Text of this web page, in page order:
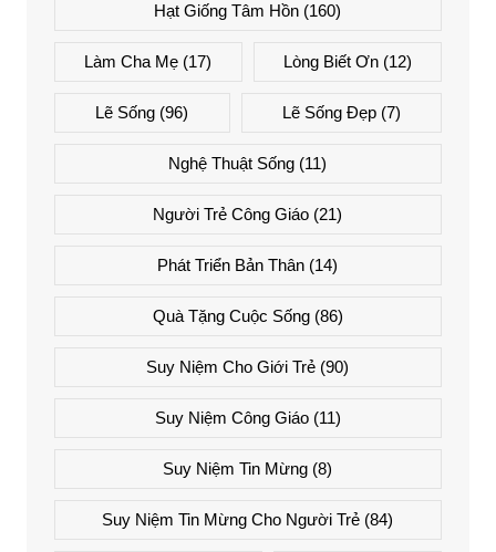
Hạt Giống Tâm Hồn (160)
Làm Cha Mẹ (17) Lòng Biết Ơn(12)
Lẽ Sống (96) Lẽ Sống Đẹp(7)
Nghệ Thuật Sống (11)
Người Trẻ Công Giáo (21)
Phát Triển Bản Thân (14)
Quà Tặng Cuộc Sống(86)
Suy Niệm Cho Giới Trẻ (90)
Suy Niệm Công Giáo(11)
Suy Niệm Tin Mừng (8)
Suy Niệm Tin Mừng Cho Người Trẻ (84)